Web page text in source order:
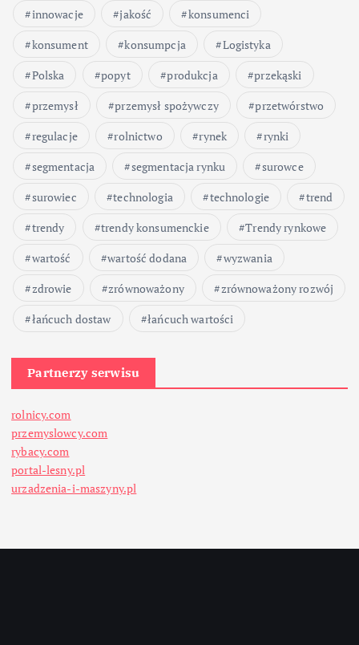
innowacje
jakość
konsumenci
konsument
konsumpcja
Logistyka
Polska
popyt produkcja
przekąski
przemysł
przemysł spożywczy
przetwórstwo
regulacje
rolnictwo rynek
rynki
segmentacja
segmentacja rynku
surowce
surowiec
technologia technologie
trend
trendy
trendy konsumenckie
Trendy rynkowe
wartość
wartość dodana
wyzwania
zdrowie
zrównoważony
zrównoważony rozwój
łańcuch dostaw
łańcuch wartości
Partnerzy serwisu
rolnicy.com
przemyslowcy.com
rybacy.com
portal-lesny.pl
urzadzenia-i-maszyny.pl